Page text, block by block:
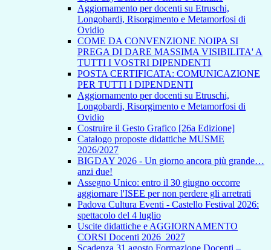
Aggiornamento per docenti su Etruschi,
Longobardi, Risorgimento e Metamorfosi di
Ovidio
COME DA CONVENZIONE NOIPA SI
PREGA DI DARE MASSIMA VISIBILITA' A
TUTTI I VOSTRI DIPENDENTI
POSTA CERTIFICATA: COMUNICAZIONE
PER TUTTI I DIPENDENTI
Aggiornamento per docenti su Etruschi,
Longobardi, Risorgimento e Metamorfosi di
Ovidio
Costruire il Gesto Grafico [26a Edizione]
Catalogo proposte didattiche MUSME
2026/2027
BIGDAY 2026 - Un giorno ancora più grande…
anzi due!
Assegno Unico: entro il 30 giugno occorre
aggiornare l'ISEE per non perdere gli arretrati
Padova Cultura Eventi - Castello Festival 2026:
spettacolo del 4 luglio
Uscite didattiche e AGGIORNAMENTO
CORSI Docenti 2026_2027